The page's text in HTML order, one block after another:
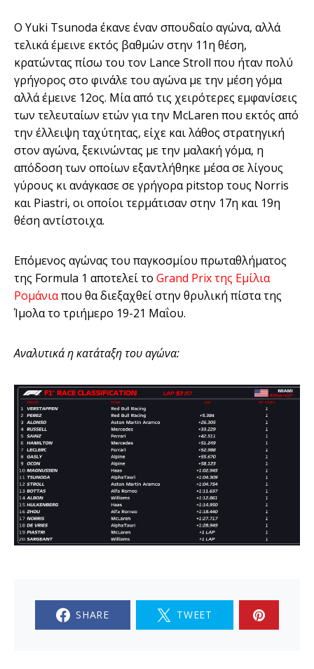
Ο Yuki Tsunoda έκανε έναν σπουδαίο αγώνα, αλλά
τελικά έμεινε εκτός βαθμών στην 11η θέση,
κρατώντας πίσω του τον Lance Stroll που ήταν πολύ
γρήγορος στο φινάλε του αγώνα με την μέση γόμα
αλλά έμεινε 12ος. Μία από τις χειρότερες εμφανίσεις
των τελευταίων ετών για την McLaren που εκτός από
την έλλειψη ταχύτητας, είχε και λάθος στρατηγική
στον αγώνα, ξεκινώντας με την μαλακή γόμα, η
απόδοση των οποίων εξαντλήθηκε μέσα σε λίγους
γύρους κι ανάγκασε σε γρήγορα pitstop τους Norris
και Piastri, οι οποίοι τερμάτισαν στην 17η και 19η
θέση αντίστοιχα.
Επόμενος αγώνας του παγκοσμίου πρωταθλήματος
της Formula 1 αποτελεί το Grand Prix της Εμίλια
Ρομάνιαπου θα διεξαχθεί στην θρυλική πίστα της
Ίμολα το τριήμερο 19-21 Μαΐου.
Αναλυτικά η κατάταξη του αγώνα:
SHARE TWEET